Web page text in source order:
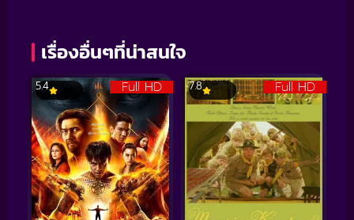
เรื่องอื่นๆที่น่าสนใจ
Full HD
5.4 Full HD
7.8